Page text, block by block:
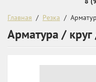
Главная
  /
Резка
/
Арматура /